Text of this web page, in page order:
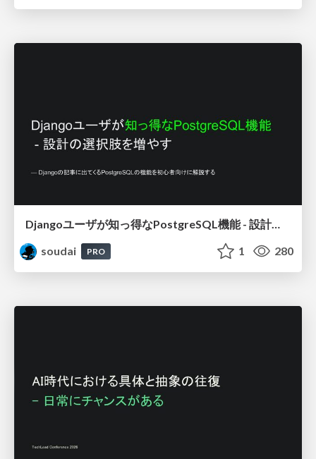
Djangoユーザが知っ得なPostgreSQL機能 - 設計の選択肢を増やす / Djang-use-PostgreSQL
soudai
PRO 1 280